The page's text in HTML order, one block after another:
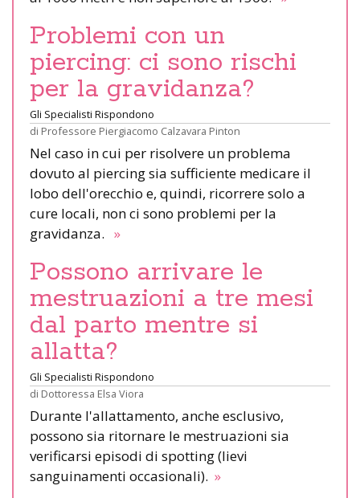
Problemi con un
piercing: ci sono rischi
per la gravidanza?
Gli Specialisti Rispondono
di Professore Piergiacomo Calzavara Pinton
Nel caso in cui per risolvere un problema
dovuto al piercing sia sufficiente medicare il
lobo dell'orecchio e, quindi, ricorrere solo a
cure locali, non ci sono problemi per la
gravidanza. »
Possono arrivare le
mestruazioni a tre mesi
dal parto mentre si
allatta?
Gli Specialisti Rispondono
di Dottoressa Elsa Viora
Durante l'allattamento, anche esclusivo,
possono sia ritornare le mestruazioni sia
verificarsi episodi di spotting (lievi
sanguinamenti occasionali). »